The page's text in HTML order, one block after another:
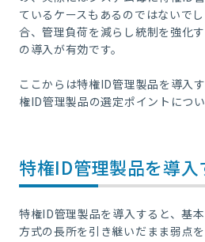
ているケースもあるのではないで
合、管理負荷を減らし統制を強化
の導入が有効です。
ここからは特権ID管理製品を導入
権ID管理製品の選定ポイントについ
特権ID管理製品を導入
特権ID管理製品を導入すると、基
方式の長所を引き継いだまま弱点を